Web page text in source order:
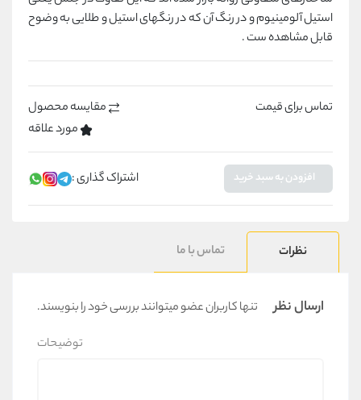
استیل آلومینیوم و در رنگ آن که در رنگهای استیل و طلایی به وضوح
قابل مشاهده ست .
تماس برای قیمت
مقایسه محصول
مورد علاقه
افزودن به سبد خرید اشتراک گذاری :
نظرات تماس با ما
ارسال نظر
تنها کاربران عضو میتوانند بررسی خود را بنویسند.
توضیحات